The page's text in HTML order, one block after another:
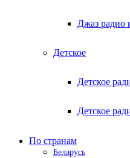
Джаз радио
Детское
Детское
Детское
По странам
Беларусь